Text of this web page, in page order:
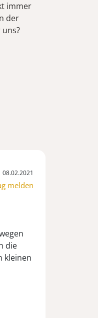
immer
der
08.02.2021
melden
die
kleinen